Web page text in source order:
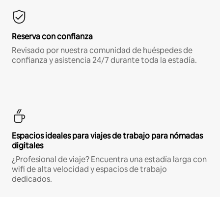
Reserva con confianza
Revisado por nuestra comunidad de huéspedes de
confianza y asistencia 24/7 durante toda la estadía.
Espacios ideales para viajes de trabajo para nómadas
digitales
¿Profesional de viaje? Encuentra una estadía larga con
wifi de alta velocidad y espacios de trabajo
dedicados.